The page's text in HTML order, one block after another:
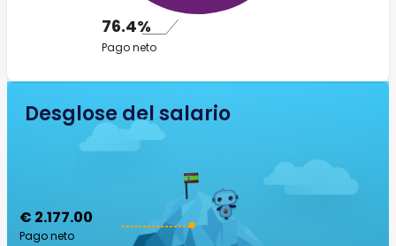
76.4%
Pago neto
Desglose del salario
€ 2.177.00
Pago neto